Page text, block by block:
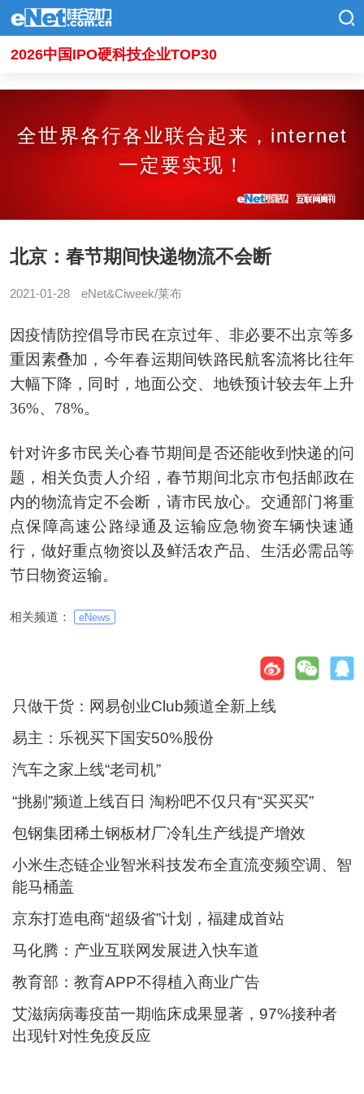
2026中国IPO硬科技企业TOP30
全世界各行各业联合起来，internet
一定要实现！
北京：春节期间快递物流不会断
2021-01-28 eNet&Ciweek/莱布
因疫情防控倡导市民在京过年、非必要不出京等多
重因素叠加，今年春运期间铁路民航客流将比往年
大幅下降，同时，地面公交、地铁预计较去年上升
36%、78%。
针对许多市民关心春节期间是否还能收到快递的问
题，相关负责人介绍，春节期间北京市包括邮政在
内的物流肯定不会断，请市民放心。交通部门将重
点保障高速公路绿通及运输应急物资车辆快速通
行，做好重点物资以及鲜活农产品、生活必需品等
节日物资运输。
相关频道： eNews
只做干货：网易创业Club频道全新上线
易主：乐视买下国安50%股份
汽车之家上线“老司机”
“挑剔”频道上线百日 淘粉吧不仅只有“买买买”
包钢集团稀土钢板材厂冷轧生产线提产增效
小米生态链企业智米科技发布全直流变频空调、智
能马桶盖
京东打造电商“超级省”计划，福建成首站
马化腾：产业互联网发展进入快车道
教育部：教育APP不得植入商业广告
艾滋病病毒疫苗一期临床成果显著，97%接种者
出现针对性免疫反应